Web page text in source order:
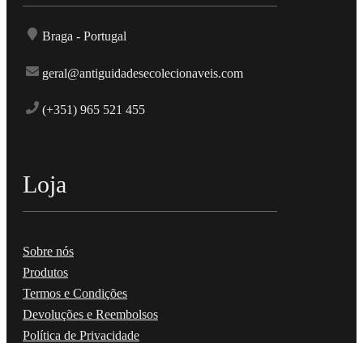
Braga - Portugal
geral@antiguidadesecolecionaveis.com
(+351) 965 521 455
Loja
Sobre nós
Produtos
Termos e Condições
Devoluções e Reembolsos
Política de Privacidade